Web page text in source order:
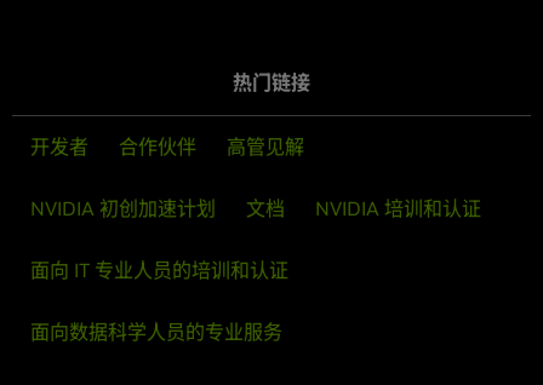
热门链接
开发者 合作伙伴 高管见解
NVIDIA 初创加速计划 文档 NVIDIA 培训和认证
面向 IT 专业人员的培训和认证
面向数据科学人员的专业服务